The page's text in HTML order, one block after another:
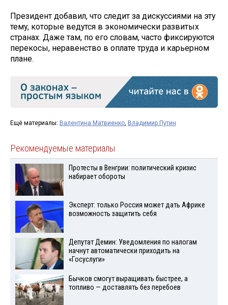
Президент добавил, что следит за дискуссиями на эту
тему, которые ведутся в экономически развитых
странах. Даже там, по его словам, часто фиксируются
перекосы, неравенство в оплате труда и карьерном
плане.
Ещё материалы: Валентина Матвиенко, Владимир Путин
Рекомендуемые материалы
Протесты в Венгрии: политический кризис
набирает обороты
Эксперт: только Россия может дать Африке
возможность защитить себя
Депутат Демин: Уведомления по налогам
начнут автоматически приходить на
«Госуслуги»
Бычков смогут выращивать быстрее, а
топливо — доставлять без перебоев